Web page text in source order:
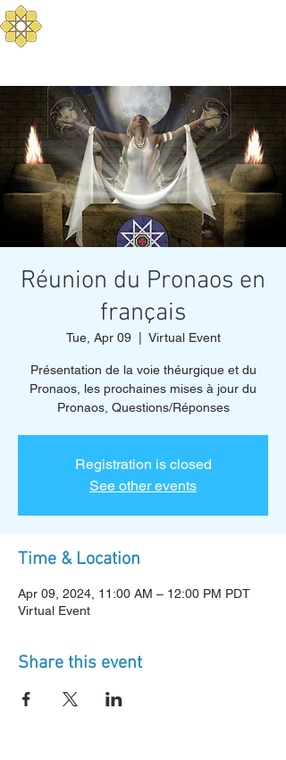
Réunion du Pronaos en
français
Tue, Apr 09
  |
Virtual Event
Présentation de la voie théurgique et du
Pronaos, les prochaines mises à jour du
Pronaos, Questions/Réponses
Registration is closed
See other events
Time & Location
Apr 09, 2024, 11:00 AM – 12:00 PM PDT
Virtual Event
Share this event